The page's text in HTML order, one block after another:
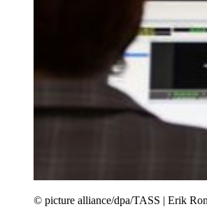
© picture alliance/dpa/TASS | Erik